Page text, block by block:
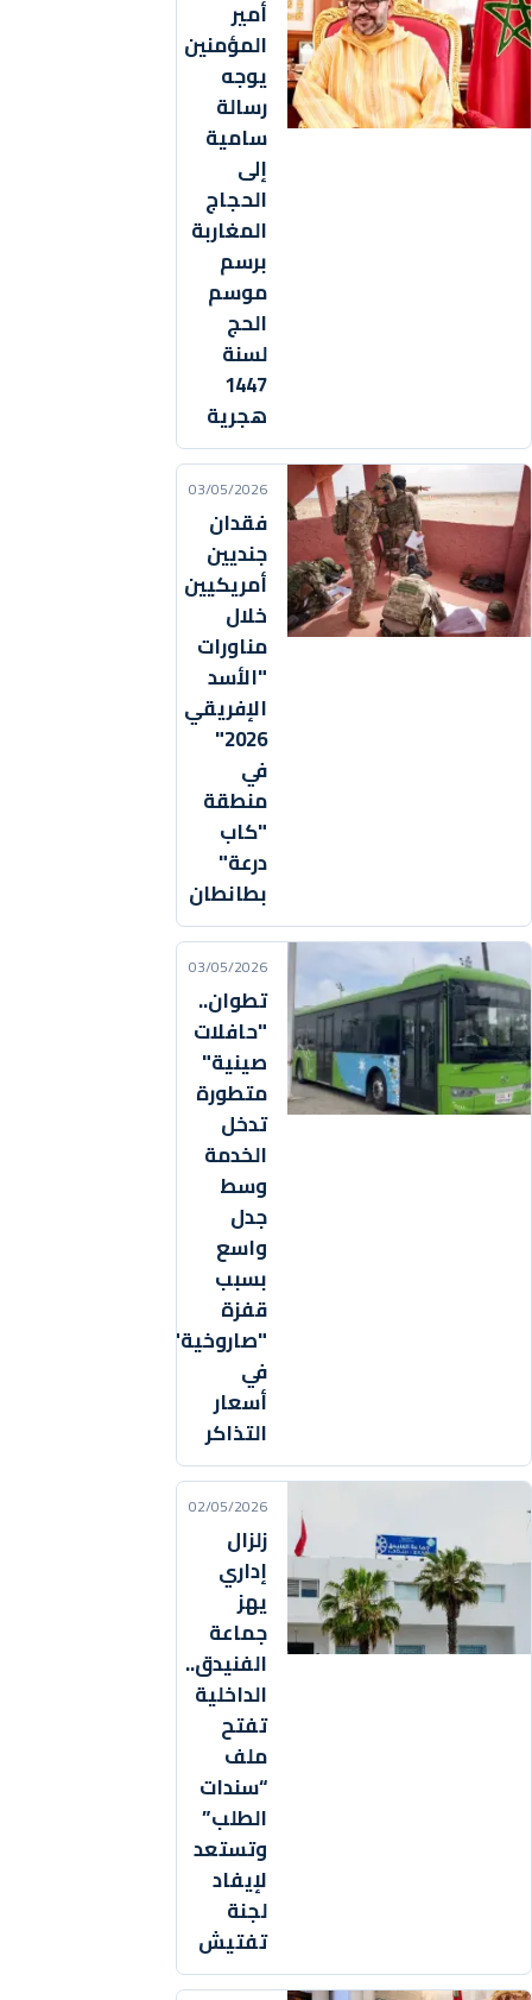
أمير
المؤمنين
يوجه
رسالة
سامية
إلى
الحجاج
المغاربة
برسم
موسم
الحج
لسنة
1447
هجرية
03/05/2026
فقدان
جنديين
أمريكيين
خلال
مناورات
"الأسد
الإفريقي
2026"
في
منطقة
"كاب
درعة"
بطانطان
03/05/2026
تطوان..
"حافلات
صينية"
متطورة
تدخل
الخدمة
وسط
جدل
واسع
بسبب
قفزة
"صاروخية"
في
أسعار
التذاكر
02/05/2026
زلزال
إداري
يهز
جماعة
الفنيدق..
الداخلية
تفتح
ملف
“سندات
الطلب”
وتستعد
لإيفاد
لجنة
تفتيش